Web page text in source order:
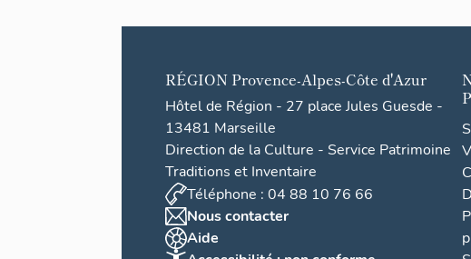
RÉGION Provence-Alpes-Côte d'Azur
Hôtel de Région - 27 place Jules Guesde -
13481 Marseille
Direction de la Culture - Service Patrimoine
Traditions et Inventaire
Téléphone : 04 88 10 76 66
Nous contacter
Aide